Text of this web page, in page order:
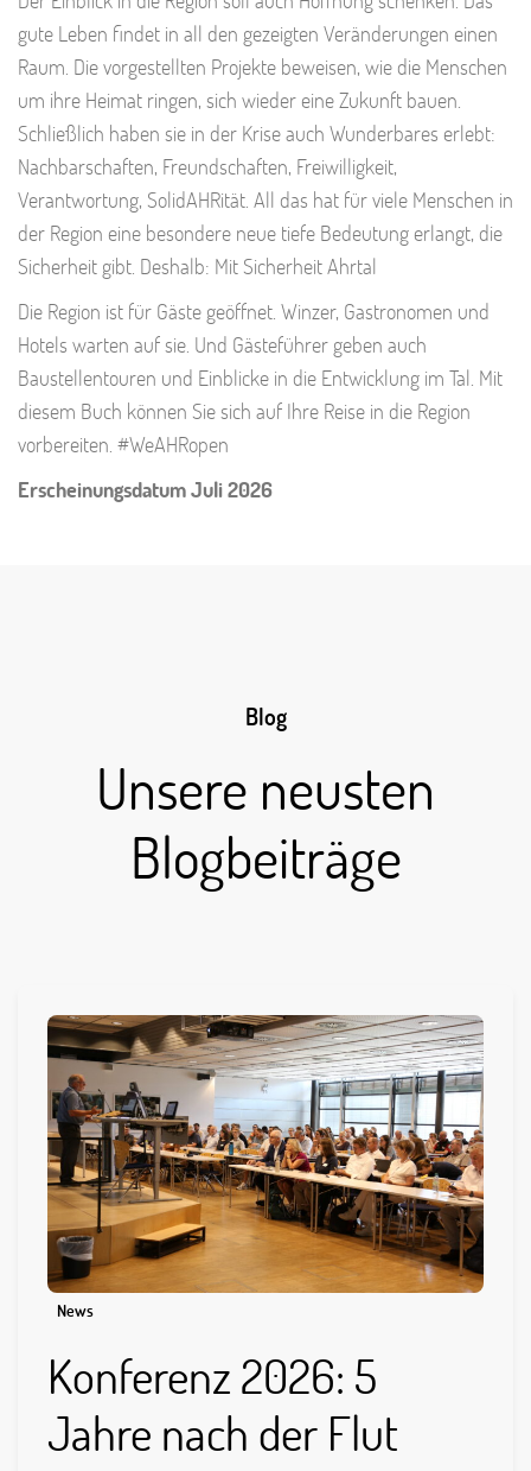
gute Leben findet in all den gezeigten Veränderungen einen
Raum. Die vorgestellten Projekte beweisen, wie die Menschen
um ihre Heimat ringen, sich wieder eine Zukunft bauen.
Schließlich haben sie in der Krise auch Wunderbares erlebt:
Nachbarschaften, Freundschaften, Freiwilligkeit,
Verantwortung, SolidAHRität. All das hat für viele Menschen in
der Region eine besondere neue tiefe Bedeutung erlangt, die
Sicherheit gibt. Deshalb: Mit Sicherheit Ahrtal
Die Region ist für Gäste geöffnet. Winzer, Gastronomen und
Hotels warten auf sie. Und Gästeführer geben auch
Baustellentouren und Einblicke in die Entwicklung im Tal. Mit
diesem Buch können Sie sich auf Ihre Reise in die Region
vorbereiten. #WeAHRopen
Erscheinungsdatum Juli 2026
Blog
Unsere neusten
Blogbeiträge
News
Konferenz 2026: 5
Jahre nach der Flut